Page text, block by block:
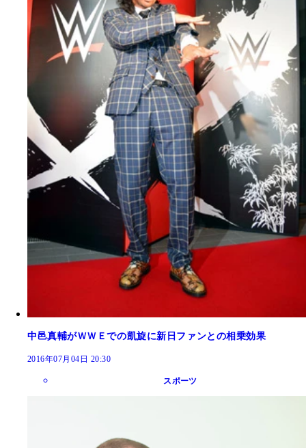
中邑真輔がＷＷＥでの凱旋に新日ファンとの相乗効果
2016年07月04日 20:30
スポーツ